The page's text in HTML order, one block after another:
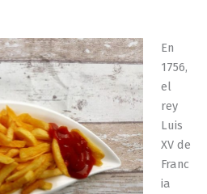
En
1756,
el
rey
Luis
XV de
Franc
ia